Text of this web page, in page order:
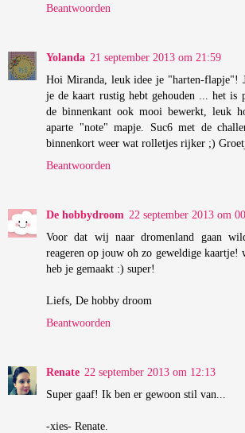
Beantwoorden
Yolanda 21 september 2013 om 21:59
Hoi Miranda, leuk idee je "harten-flapje"!
je de kaart rustig hebt gehouden ... het is
de binnenkant ook mooi bewerkt, leuk
aparte "note" mapje. Suc6 met de
binnenkort weer wat rolletjes rijker ;)
Beantwoorden
De hobbydroom 22 september 2013 om
Voor dat wij naar dromenland gaan
reageren op jouw oh zo geweldige kaartje!
heb je gemaakt :) super!
Liefs, De hobby droom
Beantwoorden
Renate 22 september 2013 om 12:13
Super gaaf! Ik ben er gewoon stil van...
-xies- Renate.